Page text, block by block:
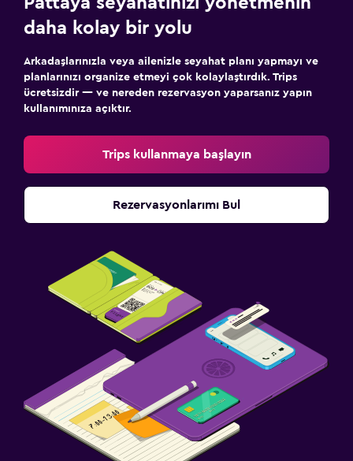
Medya ve eğlence
Düz ekran TV
CD çalar
Televizyon
Yatak Odası
Yatak yanında priz
Elbise askılığı
Gardırop veya dolap
Günlük oda hizmetleri
Ortak alanlarda CCTV
Tesis dışında CCTV
24 saat güvenlik
daha kolay bir yolu
Arkadaşlarınızla veya ailenizle seyahat planı yapmayı ve
planlarınızı organize etmeyi çok kolaylaştırdık. Trips
ücretsizdir — ve nereden rezervasyon yaparsanız yapın
kullanımınıza açıktır.
Trips kullanmaya başlayın
Rezervasyonlarımı Bul